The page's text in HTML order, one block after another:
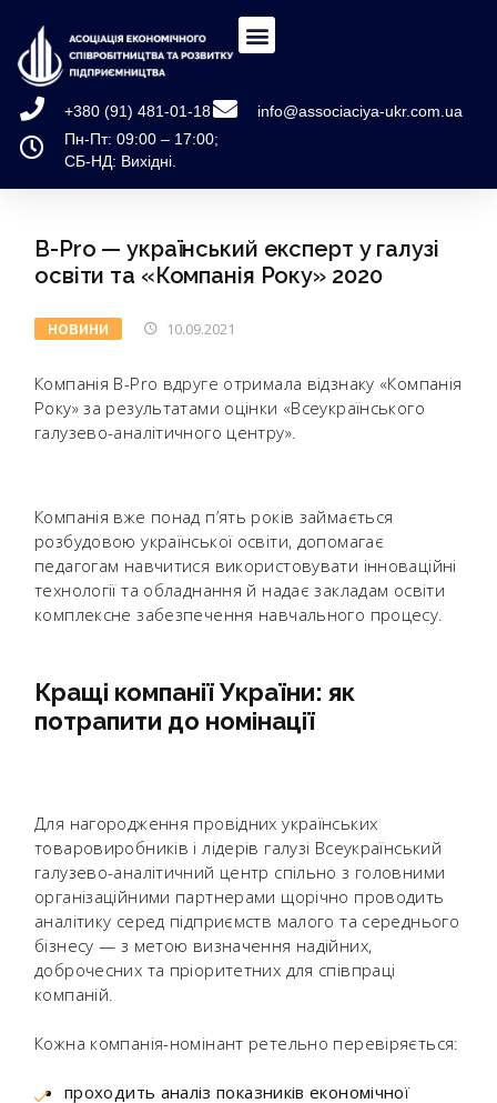
+380 (91) 481-01-18
info@associaciya-ukr.com.ua
Пн-Пт: 09:00 – 17:00;
СБ-НД: Вихідні.
B-Pro — український експерт у галузі
освіти та «Компанія Року» 2020
НОВИНИ 10.09.2021
Компанія B-Pro вдруге отримала відзнаку «Компанія
Року» за результатами оцінки «Всеукраїнського
галузево-аналітичного центру».
Компанія вже понад п’ять років займається
розбудовою української освіти, допомагає
педагогам навчитися використовувати інноваційні
технології та обладнання й надає закладам освіти
комплексне забезпечення навчального процесу.
Кращі компанії України: як
потрапити до номінації
Для нагородження провідних українських
товаровиробників і лідерів галузі Всеукраїнський
галузево-аналітичний центр спільно з головними
організаційними партнерами щорічно проводить
аналітику серед підприємств малого та середнього
бізнесу — з метою визначення надійних,
доброчесних та пріоритетних для співпраці
компаній.
Кожна компанія-номінант ретельно перевіряється:
проходить аналіз показників економічної